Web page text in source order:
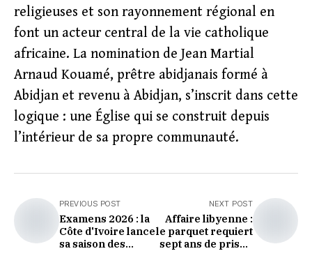
religieuses et son rayonnement régional en
font un acteur central de la vie catholique
africaine. La nomination de Jean Martial
Arnaud Kouamé, prêtre abidjanais formé à
Abidjan et revenu à Abidjan, s’inscrit dans cette
logique : une Église qui se construit depuis
l’intérieur de sa propre communauté.
PREVIOUS POST
Examens 2026 : la
Côte d'Ivoire lance
sa saison des
NEXT POST
Affaire libyenne :
le parquet requiert
sept ans de prison